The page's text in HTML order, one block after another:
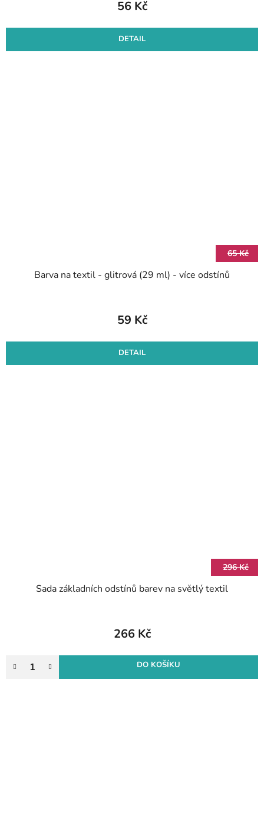
56 Kč
DETAIL
65 Kč
Barva na textil - glitrová (29 ml) - více odstínů
59 Kč
DETAIL
296 Kč
Sada základních odstínů barev na světlý textil
266 Kč
DO KOŠÍKU